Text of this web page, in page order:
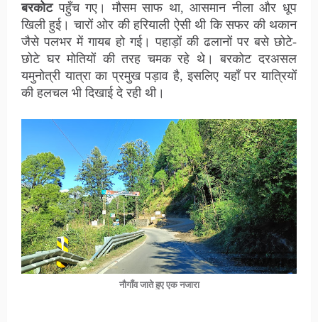
बरकोटपहुँच गए। मौसम साफ था, आसमान नीला और धूप
खिली हुई। चारों ओर की हरियाली ऐसी थी कि सफर की थकान
जैसे पलभर में गायब हो गई। पहाड़ों की ढलानों पर बसे छोटे-
छोटे घर मोतियों की तरह चमक रहे थे। बरकोट दरअसल
यमुनोत्री यात्रा का प्रमुख पड़ाव है, इसलिए यहाँ पर यात्रियों
की हलचल भी दिखाई दे रही थी।
नौगाँव जाते हुए एक नजारा